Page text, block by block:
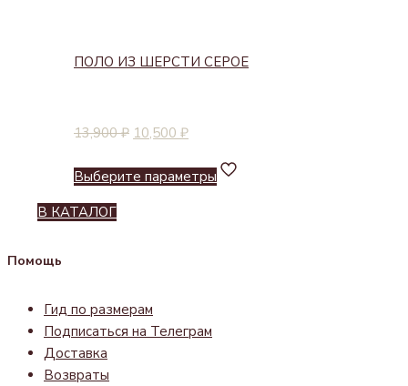
ПОЛО ИЗ ШЕРСТИ СЕРОЕ
13,900₽ 10,500 ₽
Выберите параметры
В КАТАЛОГ
Помощь
Гид по размерам
Подписаться на Телеграм
Доставка
Возвраты